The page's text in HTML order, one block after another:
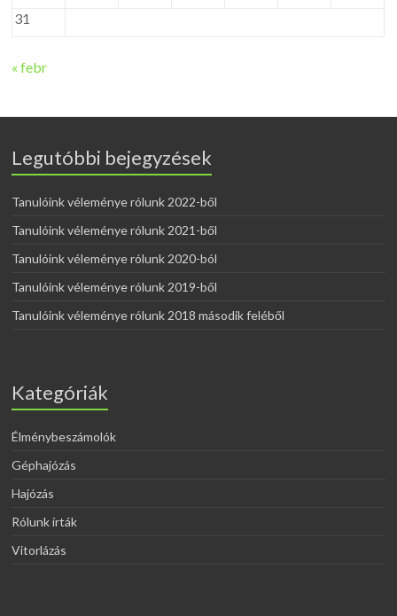
31
« febr
Legutóbbi bejegyzések
Tanulóink véleménye rólunk 2022-ből
Tanulóink véleménye rólunk 2021-ből
Tanulóink véleménye rólunk 2020-ból
Tanulóink véleménye rólunk 2019-ből
Tanulóink véleménye rólunk 2018 második feléből
Kategóriák
Élménybeszámolók
Géphajózás
Hajózás
Rólunk írták
Vitorlázás